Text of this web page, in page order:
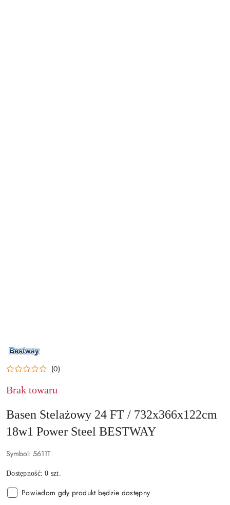
NAZWA
PRODUCENTA:
(0)
Brak towaru
Basen Stelażowy 24 FT / 732x366x122cm
18w1 Power Steel BESTWAY
Symbol: 5611T
Dostępność:0 szt.
Powiadom gdy produkt będzie dostępny